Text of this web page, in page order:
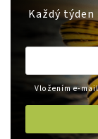
Každý
Vložením e-